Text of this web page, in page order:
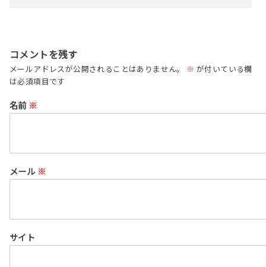
コメントを残す
メールアドレスが公開されることはありません。 ※ が付いている欄
は必須項目です
名前 ※
メール ※
サイト